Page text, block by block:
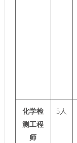
化学检
测工程
师
5人